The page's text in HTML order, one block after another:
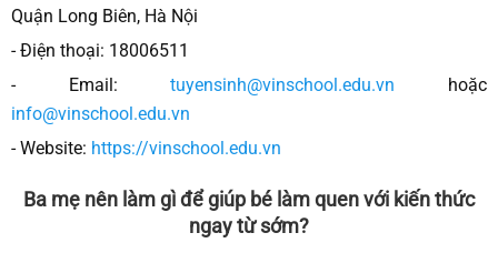
Quận Long Biên, Hà Nội
- Điện thoại: 18006511
- Email:tuyensinh@vinschool.edu.vn hoặc
info@vinschool.edu.vn
- Website: https://vinschool.edu.vn
Ba mẹ nên làm gì để giúp bé làm quen với kiến thức
ngay từ sớm?